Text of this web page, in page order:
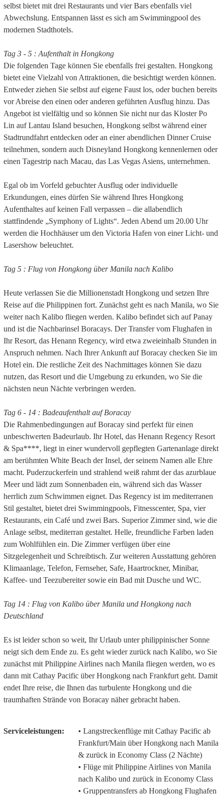
selbst bietet mit drei Restaurants und vier Bars ebenfalls viel
Abwechslung. Entspannen lässt es sich am Swimmingpool des
modernen Stadthotels.
Tag 3 - 5 : Aufenthalt in Hongkong
Die folgenden Tage können Sie ebenfalls frei gestalten. Hongkong
bietet eine Vielzahl von Attraktionen, die besichtigt werden können.
Entweder ziehen Sie selbst auf eigene Faust los, oder buchen bereits
vor Abreise den einen oder anderen geführten Ausflug hinzu. Das
Angebot ist vielfältig und so können Sie nicht nur das Kloster Po
Lin auf Lantau Island besuchen, Hongkong selbst während einer
Stadtrundfahrt entdecken oder an einer abendlichen Dinner Cruise
teilnehmen, sondern auch Disneyland Hongkong kennenlernen oder
einen Tagestrip nach Macau, das Las Vegas Asiens, unternehmen.
Egal ob im Vorfeld gebuchter Ausflug oder individuelle
Erkundungen, eines dürfen Sie während Ihres Hongkong
Aufenthaltes auf keinen Fall verpassen – die allabendlich
stattfindende „Symphony of Lights“. Jeden Abend um 20.00 Uhr
werden die Hochhäuser um den Victoria Hafen von einer Licht- und
Lasershow beleuchtet.
Tag 5 : Flug von Hongkong über Manila nach Kalibo
Heute verlassen Sie die Millionenstadt Hongkong und setzen Ihre
Reise auf die Philippinen fort. Zunächst geht es nach Manila, wo Sie
weiter nach Kalibo fliegen werden. Kalibo befindet sich auf Panay
und ist die Nachbarinsel Boracays. Der Transfer vom Flughafen in
Ihr Resort, das Henann Regency, wird etwa zweieinhalb Stunden in
Anspruch nehmen. Nach Ihrer Ankunft auf Boracay checken Sie im
Hotel ein. Die restliche Zeit des Nachmittages können Sie dazu
nutzen, das Resort und die Umgebung zu erkunden, wo Sie die
nächsten neun Nächte verbringen werden.
Tag 6 - 14 : Badeaufenthalt auf Boracay
Die Rahmenbedingungen auf Boracay sind perfekt für einen
unbeschwerten Badeurlaub. Ihr Hotel, das Henann Regency Resort
& Spa****, liegt in einer wundervoll gepflegten Gartenanlage direkt
am berühmten White Beach der Insel, der seinem Namen alle Ehre
macht. Puderzuckerfein und strahlend weiß rahmt der das azurblaue
Meer und lädt zum Sonnenbaden ein, während sich das Wasser
herrlich zum Schwimmen eignet. Das Regency ist im mediterranen
Stil gestaltet, bietet drei Swimmingpools, Fitnesscenter, Spa, vier
Restaurants, ein Café und zwei Bars. Superior Zimmer sind, wie die
Anlage selbst, mediterran gestaltet. Helle, freundliche Farben laden
zum Wohlfühlen ein. Die Zimmer verfügen über eine
Sitzgelegenheit und Schreibtisch. Zur weiteren Ausstattung gehören
Klimaanlage, Telefon, Fernseher, Safe, Haartrockner, Minibar,
Kaffee- und Teezubereiter sowie ein Bad mit Dusche und WC.
Tag 14 : Flug von Kalibo über Manila und Hongkong nach
Deutschland
Es ist leider schon so weit, Ihr Urlaub unter philippinischer Sonne
neigt sich dem Ende zu. Es geht wieder zurück nach Kalibo, wo Sie
zunächst mit Philippine Airlines nach Manila fliegen werden, wo es
dann mit Cathay Pacific über Hongkong nach Frankfurt geht. Damit
endet Ihre reise, die Ihnen das turbulente Hongkong und die
traumhaften Strände von Boracay näher gebracht haben.
Serviceleistungen:
• Langstreckenflüge mit Cathay Pacific ab
Frankfurt/Main über Hongkong nach Manila
& zurück in Economy Class (2 Nächte)
• Flüge mit Philippine Airlines von Manila
nach Kalibo und zurück in Economy Class
• Gruppentransfers ab Hongkong Flughafen